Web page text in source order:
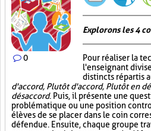
0
Explorons les 4
Pour réaliser la
l'enseignant
distincts répartis
d'accord, Plutôt d'accord, Plutôt en
désaccord. Puis, il présente une
problématique ou une position
élèves de se placer dans le coin
défendue. Ensuite, chaque groupe